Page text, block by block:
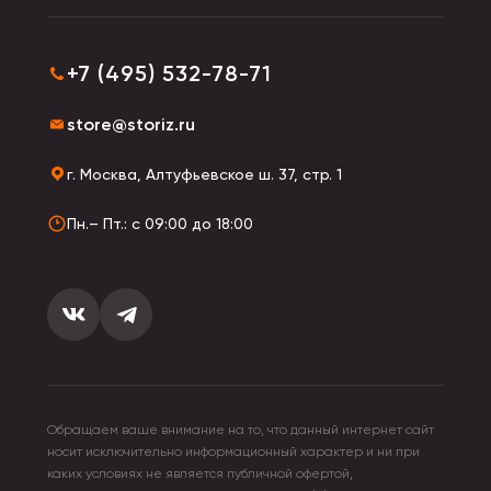
+7 (495) 532-78-71
store@storiz.ru
г. Москва, Алтуфьевское ш. 37, стр. 1
Пн.– Пт.: с 09:00 до 18:00
Обращаем ваше внимание на то, что данный интернет сайт
носит исключительно информационный характер и ни при
каких условиях не является публичной офертой,